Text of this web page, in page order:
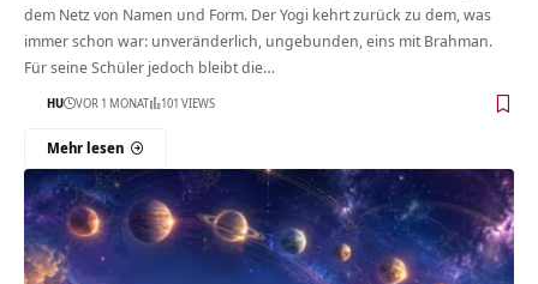
dem Netz von Namen und Form. Der Yogi kehrt zurück zu dem, was
immer schon war: unveränderlich, ungebunden, eins mit Brahman.
Für seine Schüler jedoch bleibt die…
HU VOR 1 MONAT 101 VIEWS
Mehr lesen